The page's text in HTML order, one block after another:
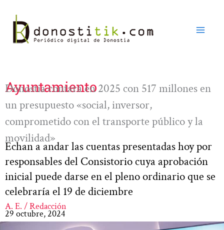
contenido
Ayuntamiento
Donostia contará en 2025 con 517 millones en
un presupuesto «social, inversor,
comprometido con el transporte público y la
movilidad»
Echan a andar las cuentas presentadas hoy por
responsables del Consistorio cuya aprobación
inicial puede darse en el pleno ordinario que se
celebraría el 19 de diciembre
A. E. / Redacción
29 octubre, 2024